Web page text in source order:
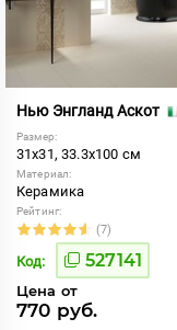
Нью Энгланд Аскот
Размер:
31x31, 33.3x100 см
Материал:
Керамика
Рейтинг:
(7)
Код: 527141
Цена от
770 руб.